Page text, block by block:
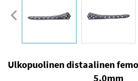
Ulkopuolinen distaalinen
5.0mm